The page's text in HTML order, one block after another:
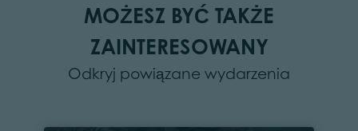
MOŻESZ BYĆ TAKŻE
ZAINTERESOWANY
Odkryj powiązane wydarzenia